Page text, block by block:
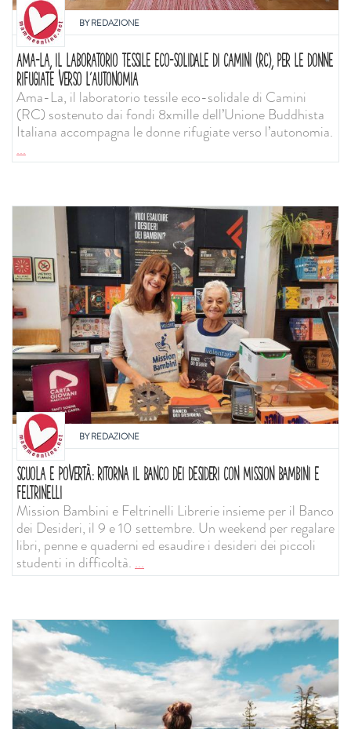
BYREDAZIONE
AMA-LA, IL LABORATORIO TESSILE ECO-SOLIDALE DI CAMINI (RC), PER LE DONNE
RIFUGIATE VERSO L’AUTONOMIA
Ama-La, il laboratorio tessile eco-solidale di Camini
(RC) sostenuto dai fondi 8xmille dell’Unione Buddhista
Italiana accompagna le donne rifugiate verso l’autonomia.
...
BYREDAZIONE
SCUOLA E POVERTÀ: RITORNA IL BANCO DEI DESIDERI CON MISSION BAMBINI E
FELTRINELLI
Mission Bambini e Feltrinelli Librerie insieme per il Banco
dei Desideri, il 9 e 10 settembre. Un weekend per regalare
libri, penne e quaderni ed esaudire i desideri dei piccoli
studenti in difficoltà....